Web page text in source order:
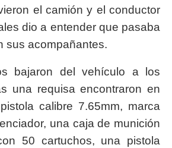
el camión y el conductor
dio a entender que pasaba
sus acompañantes.
bajaron del vehículo a los
una requisa encontraron en
calibre 7.65mm, marca
una caja de munición
50 cartuchos, una pistola